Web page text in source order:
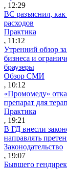
, 12:29
ВС разъяснил, как
расходов
Практика
, 11:12
Утренний обзор
бизнеса и
браузеры
Обзор СМИ
, 10:12
«Промомеду»
препарат для
Практика
, 19:21
В ГД внесли
направлять
Законодательство
, 19:07
Бывшего